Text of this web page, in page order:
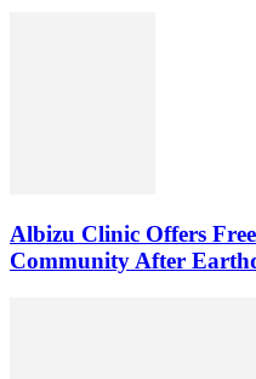
Albizu Clinic Offers
Community After